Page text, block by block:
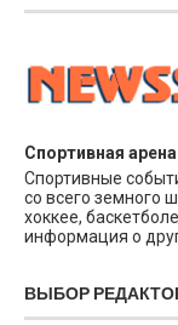
Спортивная
Спортивные
со всего земного
хоккее,
информация о
ВЫБОР